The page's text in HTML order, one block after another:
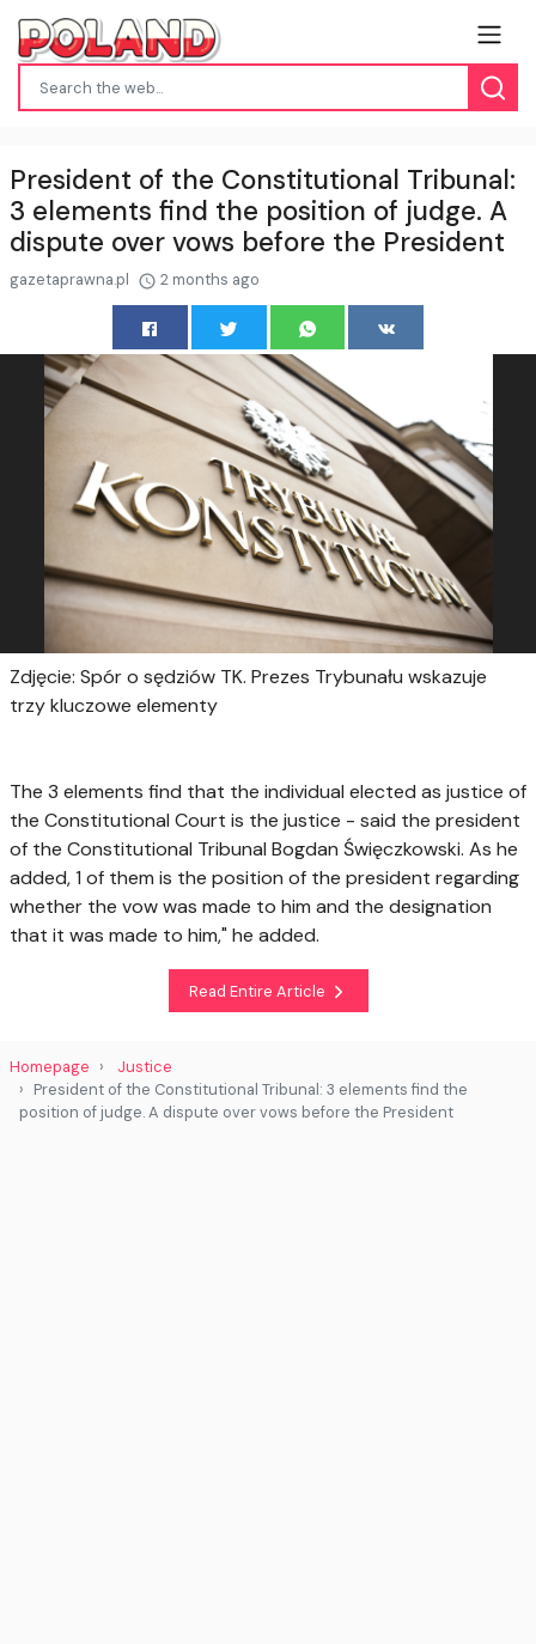
President of the Constitutional Tribunal:
3 elements find the position of judge. A
dispute over vows before the President
gazetaprawna.pl 2 months ago
Zdjęcie: Spór o sędziów TK. Prezes Trybunału wskazuje
trzy kluczowe elementy
The 3 elements find that the individual elected as justice of
the Constitutional Court is the justice - said the president
of the Constitutional Tribunal Bogdan Święczkowski. As he
added, 1 of them is the position of the president regarding
whether the vow was made to him and the designation
that it was made to him," he added.
Read Entire Article
Homepage
Justice
President of the Constitutional Tribunal: 3 elements find the
position of judge. A dispute over vows before the President